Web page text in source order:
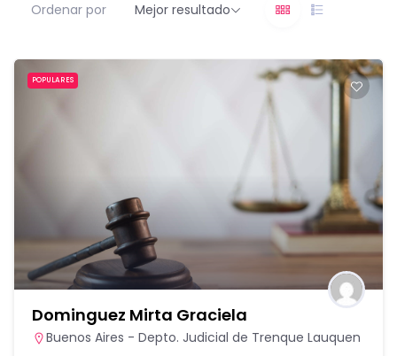
Ordenar por
Mejor resultado
POPULARES
Dominguez Mirta Graciela
Buenos Aires - Depto. Judicial de Trenque Lauquen